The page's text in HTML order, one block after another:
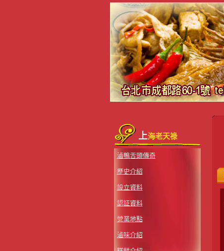
上海老天祿
滷鴨舌頭傳奇
歷史介紹
設立資料
認証資料
營業地點
滷味介紹